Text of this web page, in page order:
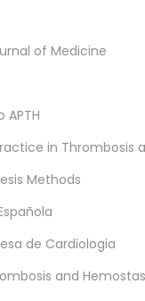
of Medicine
in Thrombosis
Methods
de Cardiologia
and